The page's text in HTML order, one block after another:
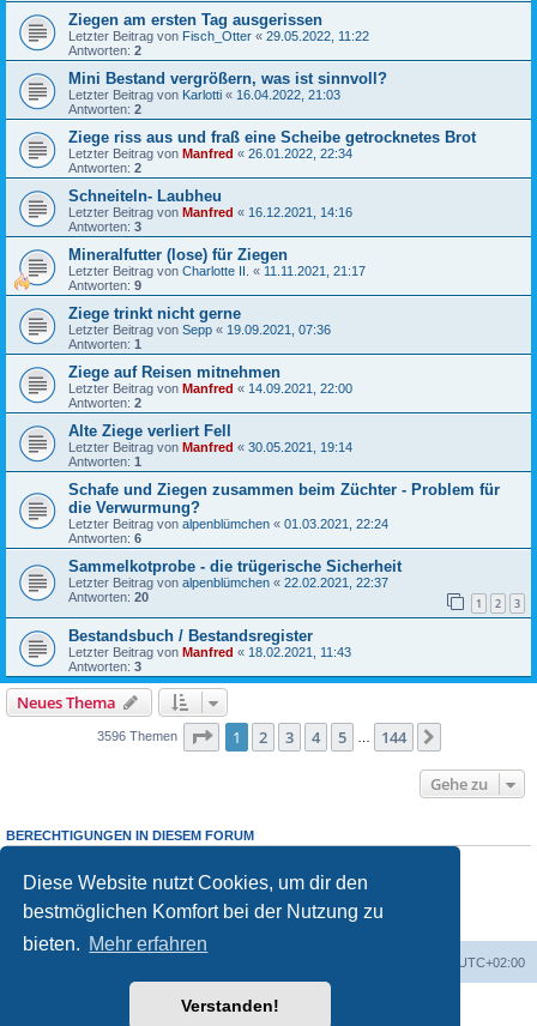
Diese Website nutzt Cookies, um dir den
bestmöglichen Komfort bei der Nutzung zu
bieten. Mehr erfahren
Verstanden!
Ziegen am ersten Tag ausgerissen
Letzter Beitrag von Fisch_Otter « 29.05.2022, 11:22
Antworten: 2
Mini Bestand vergrößern, was ist sinnvoll?
Letzter Beitrag von Karlotti « 16.04.2022, 21:03
Antworten: 2
Ziege riss aus und fraß eine Scheibe getrocknetes Brot
Letzter Beitrag von Manfred « 26.01.2022, 22:34
Antworten: 2
Schneiteln- Laubheu
Letzter Beitrag von Manfred « 16.12.2021, 14:16
Antworten: 3
Mineralfutter (lose) für Ziegen
Letzter Beitrag von Charlotte II. « 11.11.2021, 21:17
Antworten: 9
Ziege trinkt nicht gerne
Letzter Beitrag von Sepp « 19.09.2021, 07:36
Antworten: 1
Ziege auf Reisen mitnehmen
Letzter Beitrag von Manfred « 14.09.2021, 22:00
Antworten: 2
Alte Ziege verliert Fell
Letzter Beitrag von Manfred « 30.05.2021, 19:14
Antworten: 1
Schafe und Ziegen zusammen beim Züchter - Problem für
die Verwurmung?
Letzter Beitrag von alpenblümchen « 01.03.2021, 22:24
Antworten: 6
Sammelkotprobe - die trügerische Sicherheit
Letzter Beitrag von alpenblümchen « 22.02.2021, 22:37
Antworten: 20 1 2 3
Bestandsbuch / Bestandsregister
Letzter Beitrag von Manfred « 18.02.2021, 11:43
Antworten: 3
Neues Thema
3596 Themen Seite 1von 144
1 2 3 4 5 144
Gehe zu
BERECHTIGUNGEN IN DIESEM FORUM
Du darfst
keine Antworten zu Themen in diesem Forum erstellen.
Du darfst deine Beiträge in diesem Forumnichtändern.
Du darfst deine Beiträge in diesem Forum nicht löschen.
keine
UTC+02:00
Powered byphpBB® Forum Software © phpBB Limited